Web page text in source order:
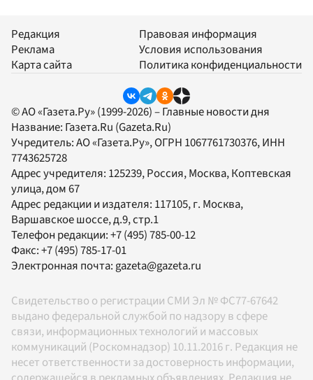
Редакция
Реклама
Карта сайта
Правовая информация
Условия использования
Политика конфиденциальности
© АО «Газета.Ру» (1999-2026) – Главные новости дня
Название: Газета.Ru (Gazeta.Ru)
Учредитель:АО «Газета.Ру», ОГРН 1067761730376, ИНН
7743625728
Адрес учредителя: 125239, Россия, Москва, Коптевская
улица, дом 67
Адрес редакции и издателя: 117105, г. Москва,
Варшавское шоссе, д.9, стр.1
Телефон редакции:+7 (495) 785-00-12
Факс:+7 (495) 785-17-01
Электронная почта: gazeta@gazeta.ru
Свидетельство о регистрации СМИ Эл № ФС77-67642
выдано федеральной службой по надзору в сфере
связи, информационных технологий и массовых
коммуникаций (Роскомнадзор) 10.11.2016 г. Редакция не
несет ответственности за достоверность информации,